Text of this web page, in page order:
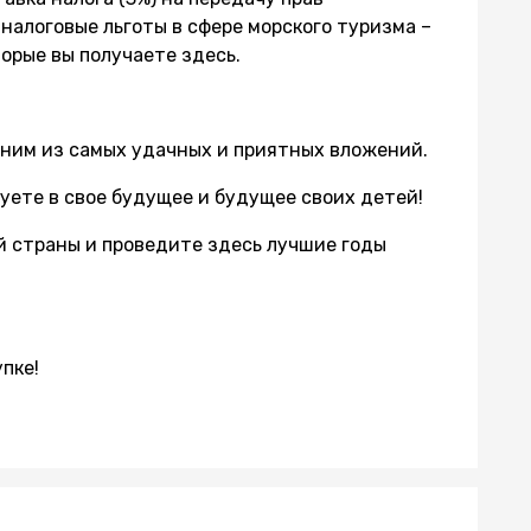
льготы в сфере морского туризма –
вы получаете здесь.
из самых удачных и приятных вложений.
в свое будущее и будущее своих детей!
страны и проведите здесь лучшие годы